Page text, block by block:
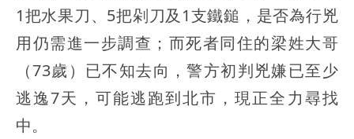
1把水果刀、5把剁刀及1支鐵鎚，是否為行兇
用仍需進一步調查；而死者同住的梁姓大哥
（73歲）已不知去向，警方初判兇嫌已至少
逃逸7天，可能逃跑到北市，現正全力尋找
中。